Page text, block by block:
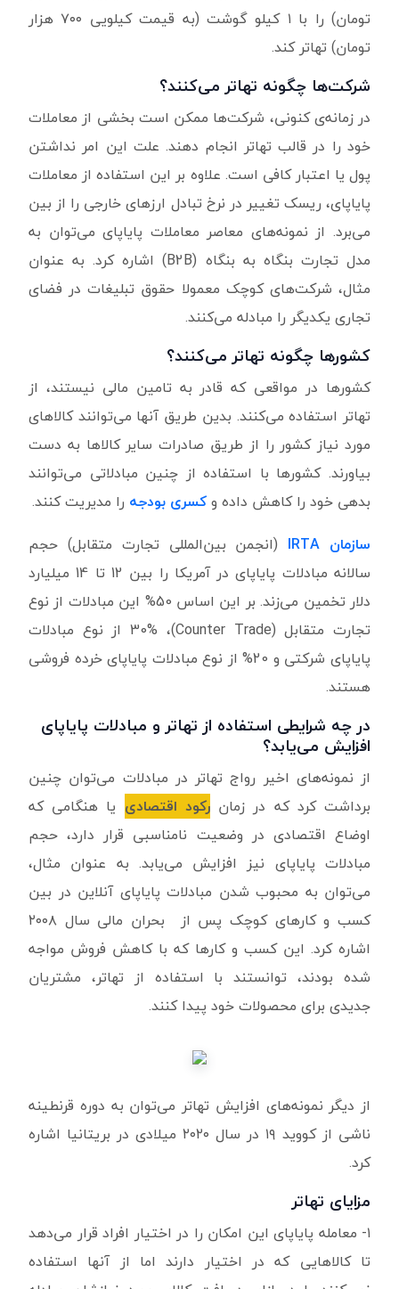
تومان) را با ۱ کیلو گوشت (به قیمت کیلویی ۷۰۰ هزار
تومان) تهاتر کند.
شرکت‌ها چگونه تهاتر می‌کنند؟
در زمانه‌ی کنونی، شرکت‌ها ممکن است بخشی از معاملات
خود را در قالب تهاتر انجام دهند. علت این امر نداشتن
پول یا اعتبار کافی است. علاوه بر این استفاده از معاملات
پایاپای، ریسک تغییر در نرخ تبادل ارزهای خارجی را از بین
می‌برد. از نمونه‌های معاصر معاملات پایاپای می‌توان به
مدل تجارت بنگاه به بنگاه (B2B) اشاره کرد. به عنوان
مثال، شرکت‌های کوچک معمولا حقوق تبلیغات در فضای
تجاری یکدیگر را مبادله می‌کنند.
کشورها چگونه تهاتر می‌کنند؟
کشورها در مواقعی که قادر به تامین مالی نیستند، از
تهاتر استفاده می‌کنند. بدین طریق آنها می‌توانند کالاهای
مورد نیاز کشور را از طریق صادرات سایر کالاها به دست
بیاورند. کشورها با استفاده از چنین مبادلاتی می‌توانند
بدهی خود را کاهش داده وکسری بودجه را مدیریت کنند.
سازمان IRTA (انجمن بین‌المللی تجارت متقابل) حجم
سالانه مبادلات پایاپای در آمریکا را بین 12 تا 14 میلیارد
دلار تخمین می‌زند. بر این اساس 50%‌ این مبادلات از نوع
تجارت متقابل (Counter Trade)، 30% از نوع مبادلات
پایاپای شرکتی و 20% از نوع مبادلات پایاپای خرده فروشی
هستند.
در چه شرایطی استفاده از تهاتر و مبادلات پایاپای
افزایش می‌یابد؟
از نمونه‌های اخیر رواج تهاتر در مبادلات می‌توان چنین
برداشت کرد که در زمانرکود اقتصادی یا هنگامی که
اوضاع اقتصادی در وضعیت نامناسبی قرار دارد، حجم
مبادلات پایاپای نیز افزایش می‌یابد. به عنوان مثال،
می‌توان به محبوب شدن مبادلات پایاپای آنلاین در بین
کسب و کارهای کوچک پس از بحران مالی سال ۲۰۰۸
اشاره کرد. این کسب و کارها که با کاهش فروش مواجه
شده بودند، توانستند با استفاده از تهاتر، مشتریان
جدیدی برای محصولات خود پیدا کنند.
از دیگر نمونه‌های افزایش تهاتر می‌توان به دوره قرنطینه
ناشی از کووید ۱۹ در سال ۲۰۲۰ میلادی در بریتانیا اشاره
کرد.
مزایای تهاتر
۱- معامله پایاپای این امکان را در اختیار افراد قرار می‌دهد
تا کالاهایی که در اختیار دارند اما از آنها استفاده